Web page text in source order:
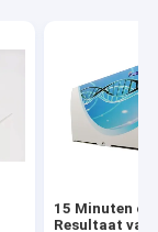
15 Minuten
Resultaat van